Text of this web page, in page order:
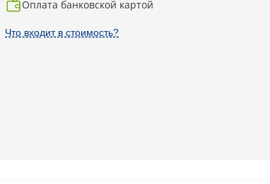
Оплата банковской картой
Что входит в стоимость?